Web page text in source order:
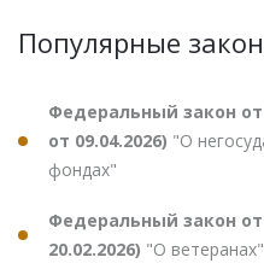
Популярные
Федеральный закон от
от 09.04.2026) "О
фондах"
Федеральный закон от
20.02.2026) "О ветеранах"